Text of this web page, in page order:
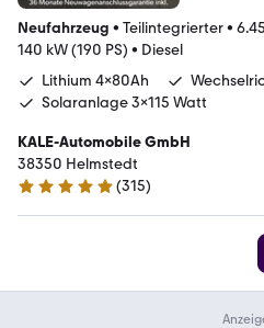
Neufahrzeug • Teilintegrierter•
140 kW (190 PS) • Diesel
Lithium 4x80Ah
Solaranlage 3x115 Watt
KALE-Automobile GmbH
38350 Helmstedt
4.8 Sterne
(315)